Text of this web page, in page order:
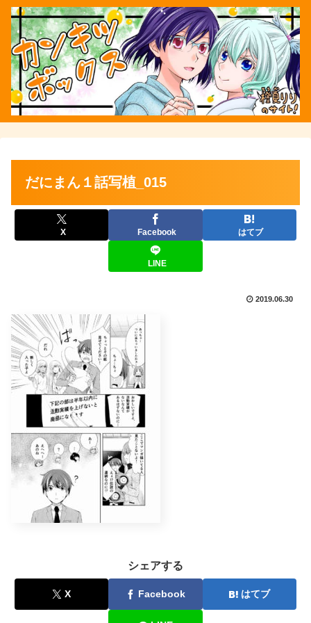
だにまん１話写植_015
X Facebook はてブ
LINE
2019.06.30
シェアする
X Facebook はてブ